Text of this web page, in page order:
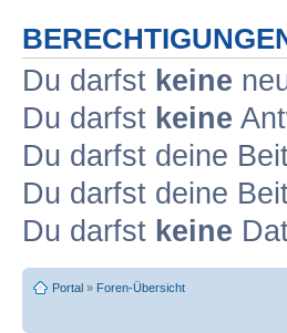
Du darfst keine
Du darfst keine
Du darfst deine
Du darfst deine
Du darfst keine
Portal » Foren-Übersicht